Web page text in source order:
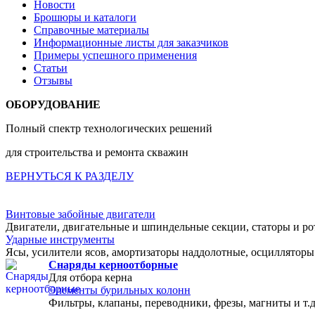
Новости
Брошюры и каталоги
Справочные материалы
Информационные листы для заказчиков
Примеры успешного применения
Статьи
Отзывы
ОБОРУДОВАНИЕ
Полный спектр технологических решений
для строительства и ремонта скважин
ВЕРНУТЬСЯ К РАЗДЕЛУ
Винтовые забойные двигатели
Двигатели, двигательные и шпиндельные секции, статоры и
Ударные инструменты
Ясы, усилители ясов, амортизаторы наддолотные, осцилляторы
Снаряды керноотборные
Для отбора керна
Элементы бурильных колонн
Фильтры, клапаны, переводники, фрезы, магниты и